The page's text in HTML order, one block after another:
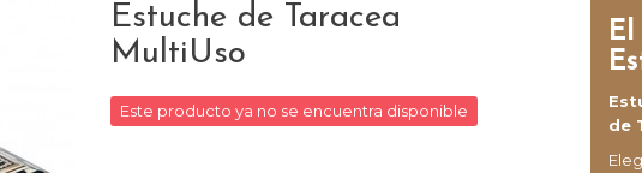
Estuche de Taracea
MultiUso
Este producto ya no se encuentra disponible
de